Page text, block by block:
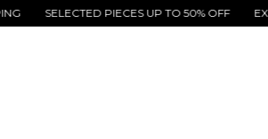
SELECTED PIECES UP TO 50% OFF